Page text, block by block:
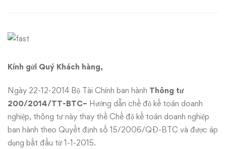
dự
thảo:
“Hướng
dẫn
Thông
Kính gửi Quý Khách hàng,
Ngày 22-12-2014 Bộ Tài Chính ban hành Thông tư
200/2014/TT-BTC– Hướng dẫn chế độ kế toán doanh
nghiệp, thông tư này thay thế Chế độ kế toán doanh nghiệp
ban hành theo Quyết định số 15/2006/QĐ-BTC và được áp
dụng bắt đầu từ 1-1-2015.